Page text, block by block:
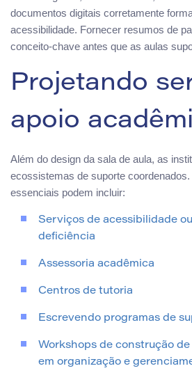
documentos digitais corretamente
acessibilidade. Fornecer resumos de
conceito-chave antes que as aulas
Projetando
apoio
Além do design da sala de aula, as
ecossistemas de suporte
essenciais podem incluir:
Serviços de acessibilidade
deficiência
Assessoria acadêmica
Centros de tutoria
Escrevendo programas de
Workshops de construção
em organização e